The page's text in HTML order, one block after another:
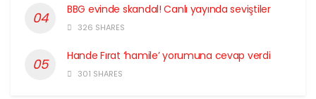
BBG evinde skandal! Canlı yayında seviştiler
326 SHARES
Hande Fırat ‘hamile’ yorumuna cevap verdi
301 SHARES